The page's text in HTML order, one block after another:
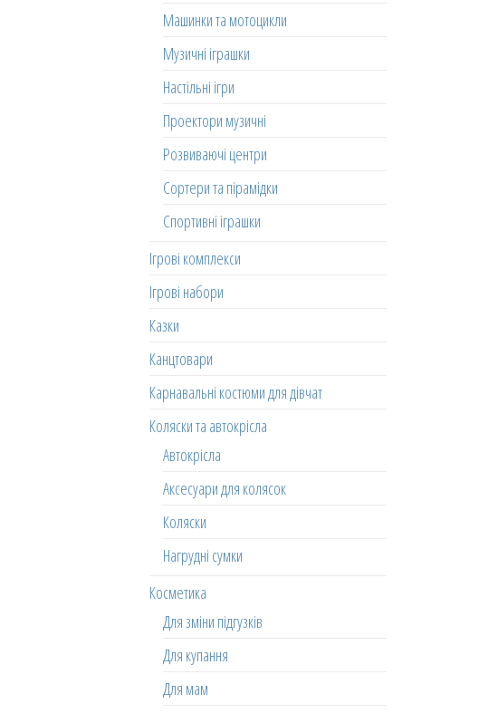
Машинки та мотоцикли
Музичні іграшки
Настільні ігри
Проектори музичні
Розвиваючі центри
Сортери та пірамідки
Спортивні іграшки
Ігрові комплекси
Ігрові набори
Казки
Канцтовари
Карнавальні костюми для дівчат
Коляски та автокрісла
Автокрісла
Аксесуари для колясок
Коляски
Нагрудні сумки
Косметика
Для зміни підгузків
Для купання
Для мам